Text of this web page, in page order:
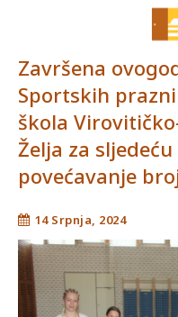
Završena
Sportskih
škola
Želja za
povećavanje
14 Srpnja, 2024